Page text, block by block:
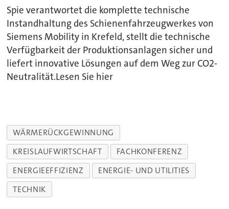
Spie verantwortet die komplette technische
Instandhaltung des Schienenfahrzeugwerkes von
Siemens Mobility in Krefeld, stellt die technische
Verfügbarkeit der Produktionsanlagen sicher und
liefert innovative Lösungen auf dem Weg zur CO2-
Neutralität.Lesen Sie hier
WÄRMERÜCKGEWINNUNG
KREISLAUFWIRTSCHAFT
FACHKONFERENZ
ENERGIEEFFIZIENZ
ENERGIE- UND UTILITIES
TECHNIK